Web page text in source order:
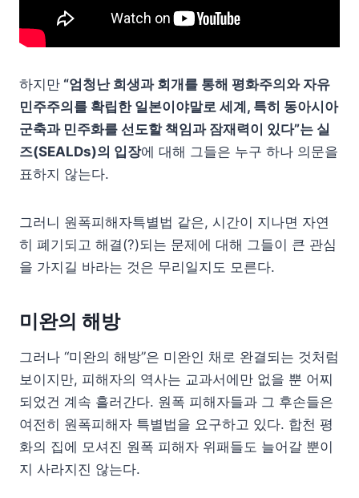
하지만 “엄청난 희생과 회개를 통해 평화주의와 자유
민주주의를 확립한 일본이야말로 세계, 특히 동아시아
군축과 민주화를 선도할 책임과 잠재력이 있다”는 실
즈(SEALDs)의 입장에 대해 그들은 누구 하나 의문을
표하지 않는다.
그러니 원폭피해자특별법 같은, 시간이 지나면 자연
히 폐기되고 해결(?)되는 문제에 대해 그들이 큰 관심
을 가지길 바라는 것은 무리일지도 모른다.
미완의 해방
그러나 “미완의 해방”은 미완인 채로 완결되는 것처럼
보이지만, 피해자의 역사는 교과서에만 없을 뿐 어찌
되었건 계속 흘러간다. 원폭 피해자들과 그 후손들은
여전히 원폭피해자 특별법을 요구하고 있다. 합천 평
화의 집에 모셔진 원폭 피해자 위패들도 늘어갈 뿐이
지 사라지진 않는다.